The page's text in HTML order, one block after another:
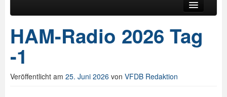
Hauptmenü
Der Verein
BV & OV
HAM-Radio 2026 Tag
-1
Veröffentlicht am 25. Juni 2026 von VFDB Redaktion